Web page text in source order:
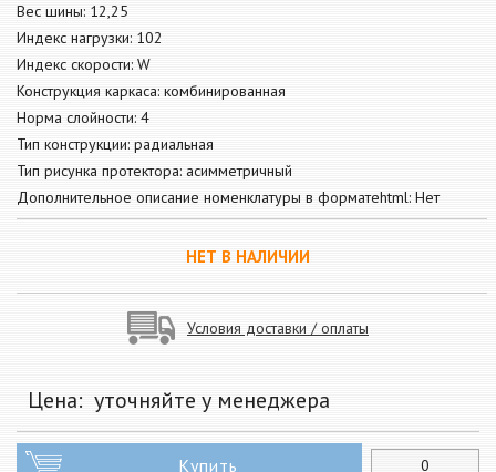
Вес шины: 12,25
Индекс нагрузки: 102
Индекс скорости: W
Конструкция каркаса: комбинированная
Норма слойности: 4
Тип конструкции: радиальная
Тип рисунка протектора: асимметричный
Дополнительное описание номенклатуры в форматеhtml: Нет
НЕТ В НАЛИЧИИ
Условия доставки / оплаты
Цена: уточняйте у менеджера
Купить